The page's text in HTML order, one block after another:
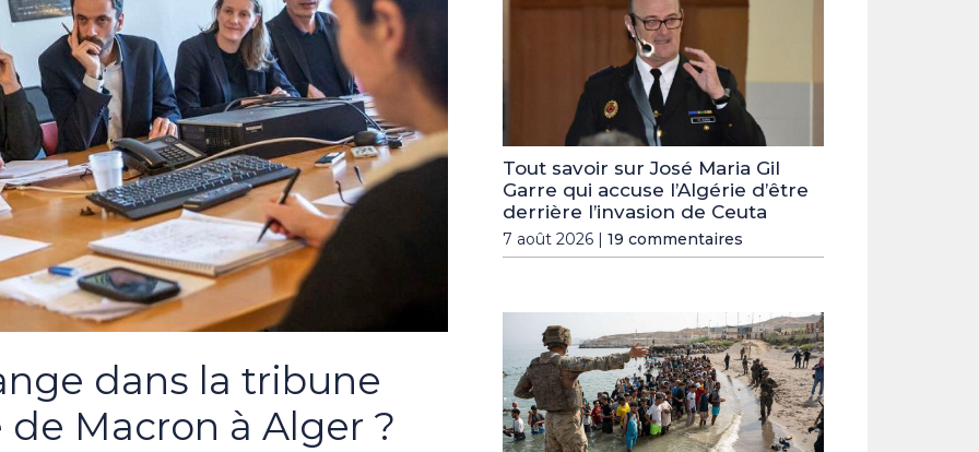
dans la tribune
Macron à Alger ?
Tout savoir sur José Maria Gil
Garre qui accuse l’Algérie d’être
derrière l’invasion de Ceuta
7 août 2026 | 19 commentaires